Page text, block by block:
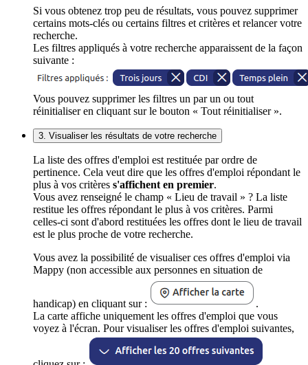
Si vous obtenez trop peu de résultats, vous pouvez supprimer
certains mots-clés ou certains filtres et critères et relancer votre
recherche.
Les filtres appliqués à votre recherche apparaissent de la façon
suivante :
Vous pouvez supprimer les filtres un par un ou tout
réinitialiser en cliquant sur le bouton « Tout réinitialiser ».
3. Visualiser les résultats de votre recherche
La liste des offres d'emploi est restituée par ordre de
pertinence. Cela veut dire que les offres d'emploi répondant le
plus à vos critères s'affichent en premier.
Vous avez renseigné le champ « Lieu de travail » ? La liste
restitue les offres répondant le plus à vos critères. Parmi
celles-ci sont d'abord restituées les offres dont le lieu de travail
est le plus proche de votre recherche.
Vous avez la possibilité de visualiser ces offres d'emploi via
Mappy (non accessible aux personnes en situation de
handicap) en cliquant sur :
.
La carte affiche uniquement les offres d'emploi que vous
voyez à l'écran. Pour visualiser les offres d'emploi suivantes,